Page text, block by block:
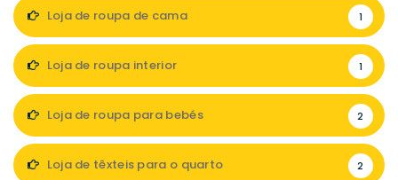
Loja de roupa de cama 1
Loja de roupa interior 1
Loja de roupa para bebés 2
Loja de têxteis para o quarto 2